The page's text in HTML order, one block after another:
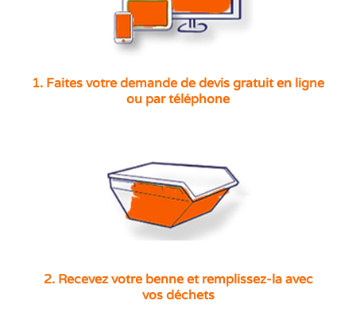
1. Faites votre demande de devis gratuit en ligne
ou par téléphone
2. Recevez votre benne et remplissez-la avec
vos déchets